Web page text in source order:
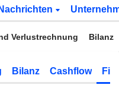
Nachrichten
Verlustrechnung Bilanz
Bilanz Cashflow